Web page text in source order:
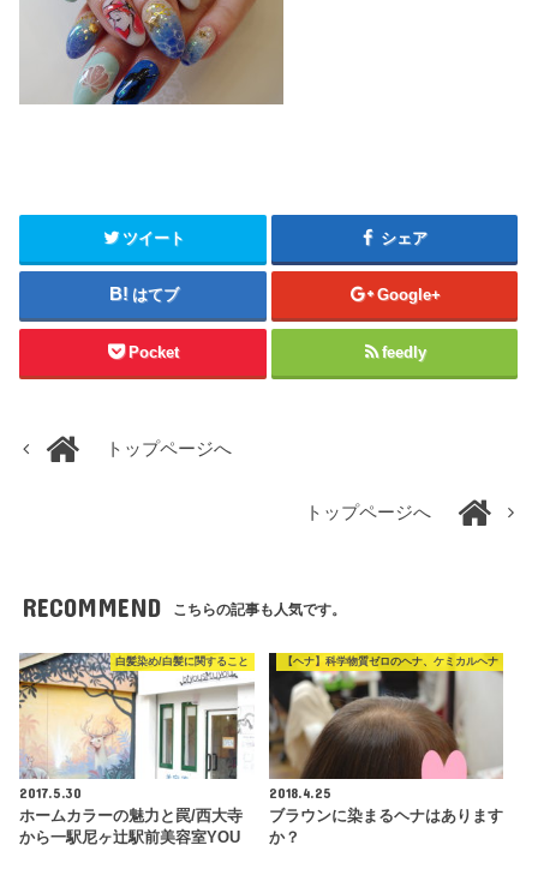
ツイート シェア
はてブ Google+
Pocket feedly
トップページへ
トップページへ
RECOMMEND こちらの記事も人気です。
白髪染め/白髪に関すること
2017.5.30
ホームカラーの魅力と罠/西大寺
から一駅尼ヶ辻駅前美容室YOU
【ヘナ】科学物質ゼロのヘナ、ケミカルヘナ
2018.4.25
ブラウンに染まるヘナはあります
か？